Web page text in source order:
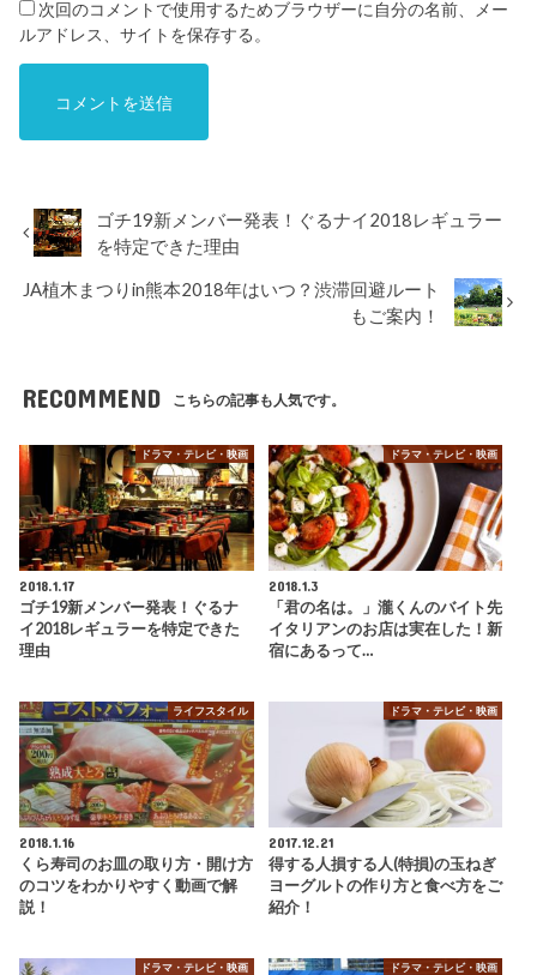
次回のコメントで使用するためブラウザーに自分の名前、メー
ルアドレス、サイトを保存する。
ゴチ19新メンバー発表！ぐるナイ2018レギュラー
を特定できた理由
JA植木まつりin熊本2018年はいつ？渋滞回避ルート
もご案内！
RECOMMEND こちらの記事も人気です。
ドラマ・テレビ・映画
2018.1.17
ゴチ19新メンバー発表！ぐるナ
イ2018レギュラーを特定できた
理由
ドラマ・テレビ・映画
2018.1.3
「君の名は。」瀧くんのバイト先
イタリアンのお店は実在した！新
宿にあるって…
ライフスタイル
2018.1.16
くら寿司のお皿の取り方・開け方
のコツをわかりやすく動画で解
説！
ドラマ・テレビ・映画
2017.12.21
得する人損する人(特損)の玉ねぎ
ヨーグルトの作り方と食べ方をご
紹介！
ドラマ・テレビ・映画 ドラマ・テレビ・映画